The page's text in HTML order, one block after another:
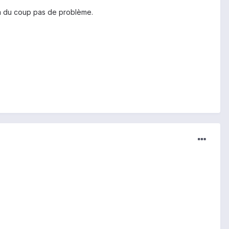
du coup pas de problème.